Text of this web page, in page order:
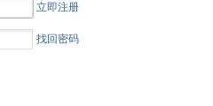
立即注册
找回密码